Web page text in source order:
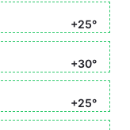
+25°
+30°
+25°